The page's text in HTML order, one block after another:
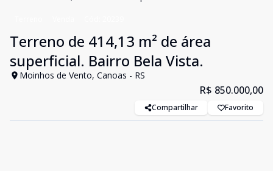
Terreno de 414,13 m² de área
superficial. Bairro Bela Vista.
Moinhos de Vento, Canoas - RS
R$ 850.000,00
Compartilhar Favorito